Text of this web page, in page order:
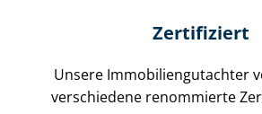
Zertifiziert
Unsere Immobilien­gutachter
verschiedene renommierte